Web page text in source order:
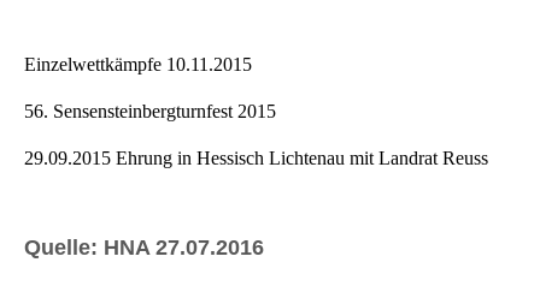
Einzelwettkämpfe 10.11.2015
56. Sensensteinbergturnfest 2015
29.09.2015 Ehrung in Hessisch Lichtenau mit Landrat Reuss
Quelle: HNA 27.07.2016